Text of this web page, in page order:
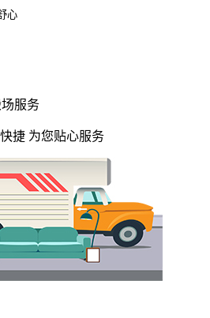
心
场服务
捷 为您贴心服务